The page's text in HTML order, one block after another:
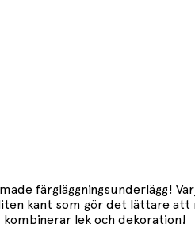
färgläggningsunderlägg!
kant som gör det lättare
lek och dekoration!